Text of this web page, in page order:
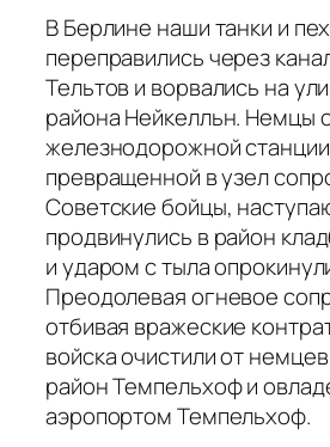
В Берлине наши танки и
переправились через
Тельтов и ворвались на
района Нейкелльн. Немцы
железнодорожной
превращенной в узел
Советские бойцы,
продвинулись в район
и ударом с тыла
Преодолевая огневое
отбивая вражеские
войска очистили от
район Темпельхоф и
аэропортом Темпельхоф.